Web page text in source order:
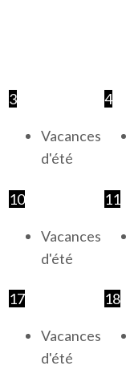
3
Vacances
d'été
4
10
Vacances
d'été
11
17
Vacances
d'été
18